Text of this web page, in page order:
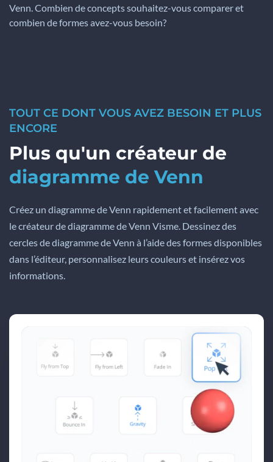
Venn. Combien de concepts souhaitez-vous comparer et
combien de formes avez-vous besoin?
TOUT CE DONT VOUS AVEZ BESOIN ET PLUS
ENCORE
Plus qu'un créateur de
diagramme de Venn
Créez un diagramme de Venn rapidement et facilement avec
le créateur de diagramme de Venn Visme. Dessinez des
cercles de diagramme de Venn à l’aide des formes disponibles
dans l’éditeur, personnalisez leurs couleurs et insérez vos
informations.